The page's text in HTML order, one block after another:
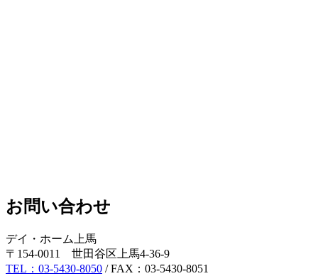
お問い合わせ
デイ・ホーム上馬
〒154-0011 世田谷区上馬4-36-9
TEL：03-5430-8050 / FAX：03-5430-8051